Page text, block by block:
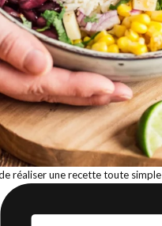
réaliser une recette toute simple